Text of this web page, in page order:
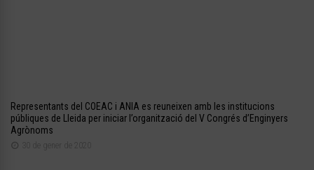
Representants del COEAC i ANIA es reuneixen amb les institucions
públiques de Lleida per iniciar l’organització del V Congrés d’Enginyers
Agrònoms
30 de gener de 2020